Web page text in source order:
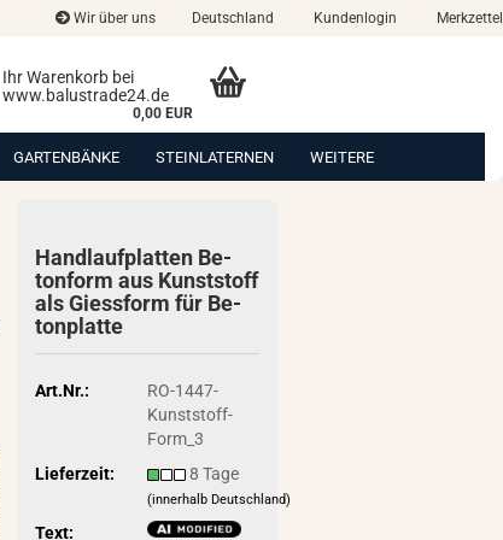
Wir über uns Deutschland Kundenlogin Merkzettel
Ihr Warenkorb bei
www.balustrade24.de
0,00 EUR
GARTENBÄNKE STEINLATERNEN WEITERE
Hand­lauf­plat­ten Be­
ton­form aus Kunst­stoff
als Giess­form für Be­
ton­plat­te
Art.Nr.:
RO-1447-
Kunststoff-
Form_3
Lieferzeit:
8 Tage
(innerhalb Deutschland)
Text: